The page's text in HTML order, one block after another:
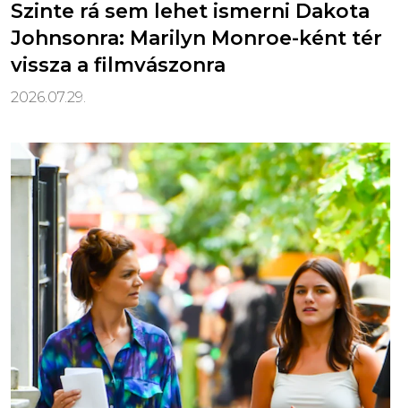
Szinte rá sem lehet ismerni Dakota
Johnsonra: Marilyn Monroe-ként tér
vissza a filmvászonra
2026.07.29.